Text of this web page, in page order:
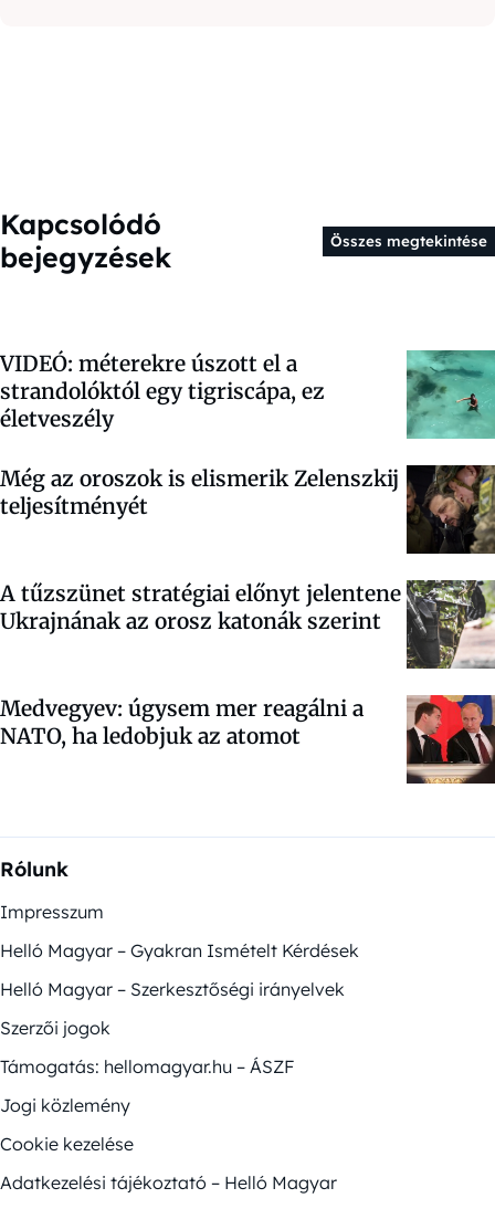
Kapcsolódó
bejegyzések
Összes megtekintése
VIDEÓ: méterekre úszott el a
strandolóktól egy tigriscápa, ez
életveszély
Még az oroszok is elismerik Zelenszkij
teljesítményét
A tűzszünet stratégiai előnyt jelentene
Ukrajnának az orosz katonák szerint
Medvegyev: úgysem mer reagálni a
NATO, ha ledobjuk az atomot
Rólunk
Impresszum
Helló Magyar – Gyakran Ismételt Kérdések
Helló Magyar – Szerkesztőségi irányelvek
Szerzői jogok
Támogatás: hellomagyar.hu – ÁSZF
Jogi közlemény
Cookie kezelése
Adatkezelési tájékoztató – Helló Magyar